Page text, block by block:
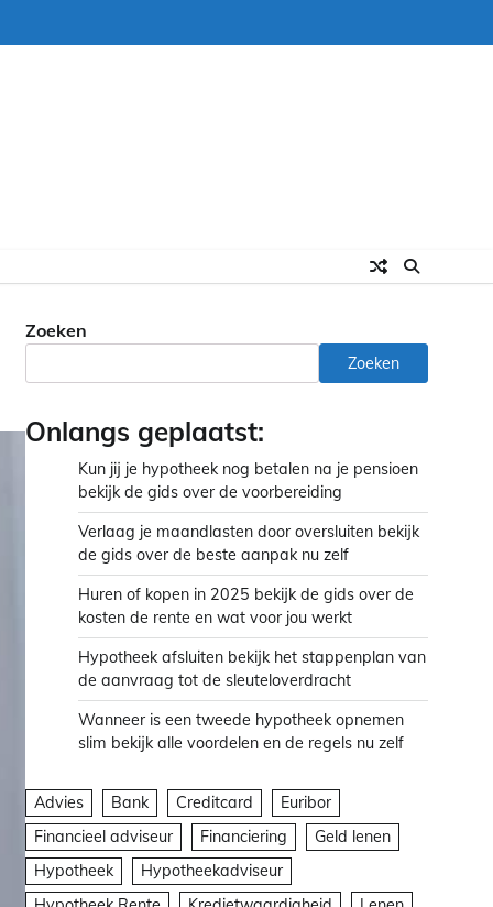
Zoeken
Zoeken
Onlangs geplaatst:
Kun jij je hypotheek nog betalen na je pensioen
bekijk de gids over de voorbereiding
Verlaag je maandlasten door oversluiten bekijk
de gids over de beste aanpak nu zelf
Huren of kopen in 2025 bekijk de gids over de
kosten de rente en wat voor jou werkt
Hypotheek afsluiten bekijk het stappenplan van
de aanvraag tot de sleuteloverdracht
Wanneer is een tweede hypotheek opnemen
slim bekijk alle voordelen en de regels nu zelf
Advies Bank Creditcard
Euribor
Financieel adviseur
Financiering
Geld lenen
Hypotheek
Hypotheekadviseur